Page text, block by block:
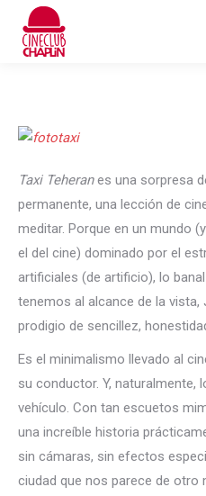
Taxi Teheranes una sorpresa
permanente, una lección de
meditar. Porque en un mundo
el del cine) dominado por el
artificiales (de artificio), lo
tenemos al alcance de la vista,
prodigio de sencillez,
Es el minimalismo llevado al
su conductor. Y, naturalmente,
vehículo. Con tan escuetos
una increíble historia
sin cámaras, sin efectos
ciudad que nos parece de otro